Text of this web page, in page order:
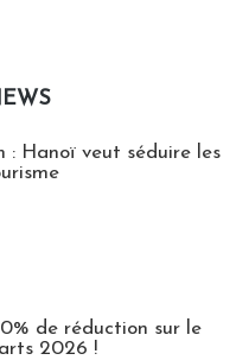
: Hanoï veut séduire les
de réduction sur le
2026 !